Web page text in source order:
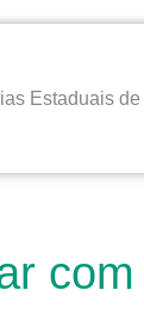
Estaduais